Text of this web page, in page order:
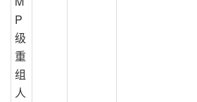
P
级
重
组
人